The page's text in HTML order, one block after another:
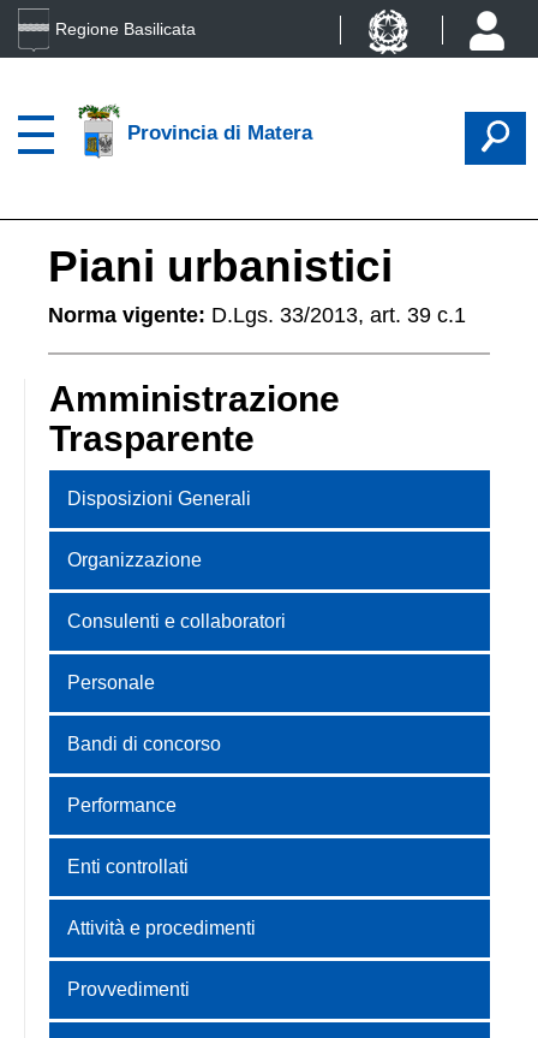
Regione Basilicata
Provincia di Matera
Piani urbanistici
Norma vigente: D.Lgs. 33/2013, art. 39 c.1
Amministrazione
Trasparente
Disposizioni Generali
Organizzazione
Consulenti e collaboratori
Personale
Bandi di concorso
Performance
Enti controllati
Attività e procedimenti
Provvedimenti